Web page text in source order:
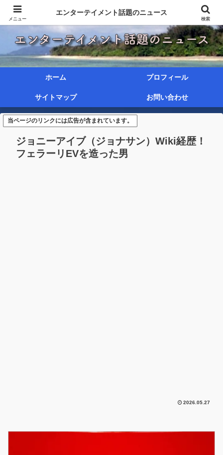
ホーム プロフィール
サイトマップ お問い合わせ
当ページのリンクには広告が含まれています。
ジョニーアイブ（ジョナサン）Wiki経歴！
フェラーリEVを造った男
2026.05.27
メニュー
エンターテイメント話題のニュース
検索